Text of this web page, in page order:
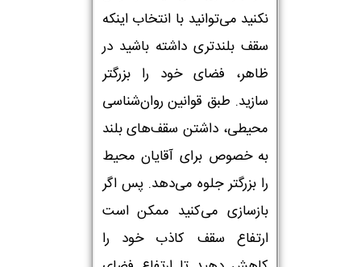
نکنید می‌توانید با انتخاب اینکه
سقف بلندتری داشته باشید در
ظاهر، فضای خود را بزرگتر
سازید. طبق قوانین روان‌شناسی
محیطی، داشتن سقف‌های بلند
به خصوص برای آقایان محیط
را بزرگتر جلوه می‌دهد. پس اگر
بازسازی می‌کنید ممکن است
ارتفاع سقف کاذب خود را